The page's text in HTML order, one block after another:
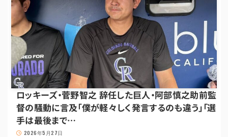
ロッキーズ・菅野智之 辞任した巨人・阿部慎之助前監
督の騒動に言及「僕が軽々しく発言するのも違う」「選
手は最後まで…
2026年5月27日